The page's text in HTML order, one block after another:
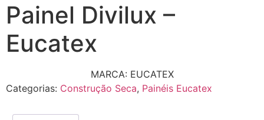
Painel Divilux –
Eucatex
MARCA: EUCATEX
Categorias: Construção Seca, Painéis Eucatex